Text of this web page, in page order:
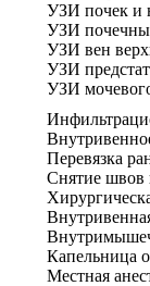
УЗИ почек и
УЗИ
УЗИ вен
УЗИ
УЗИ
Перевязка
Снятие швов
Капельница
Местная